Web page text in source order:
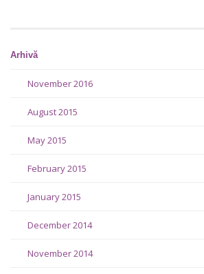
Arhivă
November 2016
August 2015
May 2015
February 2015
January 2015
December 2014
November 2014